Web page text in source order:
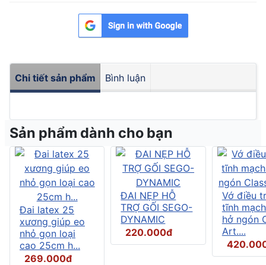
Chi tiết sản phẩm Bình luận
Sản phẩm dành cho bạn
Đai latex 25
xương giúp eo
nhỏ gọn loại
cao 25cm h...
269.000đ
ĐAI NẸP HỖ
TRỢ GỐI SEGO-
DYNAMIC
220.000đ
Vớ điều
tĩnh
hở ngón
Art....